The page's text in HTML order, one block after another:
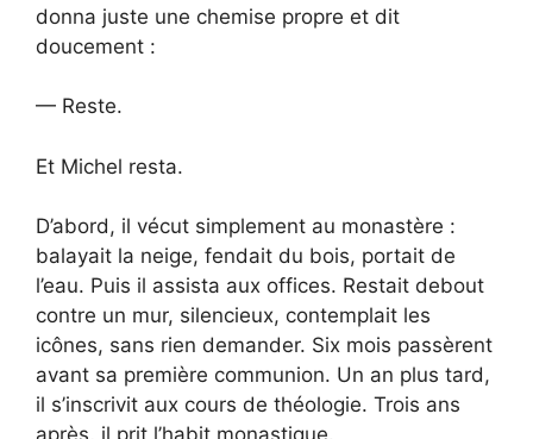
donna juste une chemise propre et dit
doucement :
— Reste.
Et Michel resta.
D’abord, il vécut simplement au monastère :
balayait la neige, fendait du bois, portait de
l’eau. Puis il assista aux offices. Restait debout
contre un mur, silencieux, contemplait les
icônes, sans rien demander. Six mois passèrent
avant sa première communion. Un an plus tard,
il s’inscrivit aux cours de théologie. Trois ans